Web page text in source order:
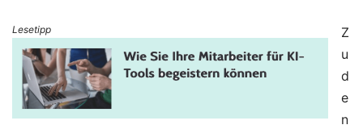
Lesetipp
Z
u
d
e
n